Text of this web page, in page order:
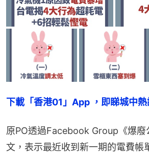
下載「香港01」App ，即睇城中熱
原PO透過Facebook Group《爆廢
文，表示最近收到新一期的電費帳